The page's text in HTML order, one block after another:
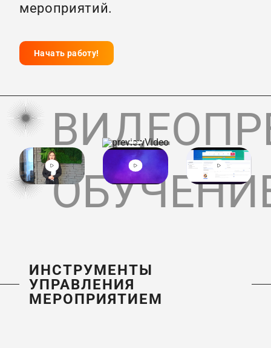
мероприятий.
Начать работу!
ИНСТРУМЕНТЫ
УПРАВЛЕНИЯ
МЕРОПРИЯТИЕМ